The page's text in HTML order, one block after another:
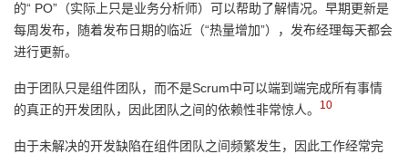
的“ PO”（实际上只是业务分析师）可以帮助了解情况。早期更新是
每周发布，随着发布日期的临近（“热量增加”），发布经理每天都会
进行更新。
由于团队只是组件团队，而不是Scrum中可以端到端完成所有事情
的真正的开发团队，因此团队之间的依赖性非常惊人。
10
由于未解决的开发缺陷在组件团队之间频繁发生，因此工作经常完